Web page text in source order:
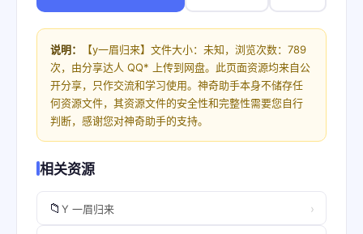
说明：
【y一眉归来】文件大小：未知，浏览次数：789
次，由分享达人 QQ* 上传到网盘。此页面资源均来自公
开分享，只作交流和学习使用。神奇助手本身不储存任
何资源文件，其资源文件的安全性和完整性需要您自行
判断，感谢您对神奇助手的支持。
相关资源
📁 Y 一眉归来 ›